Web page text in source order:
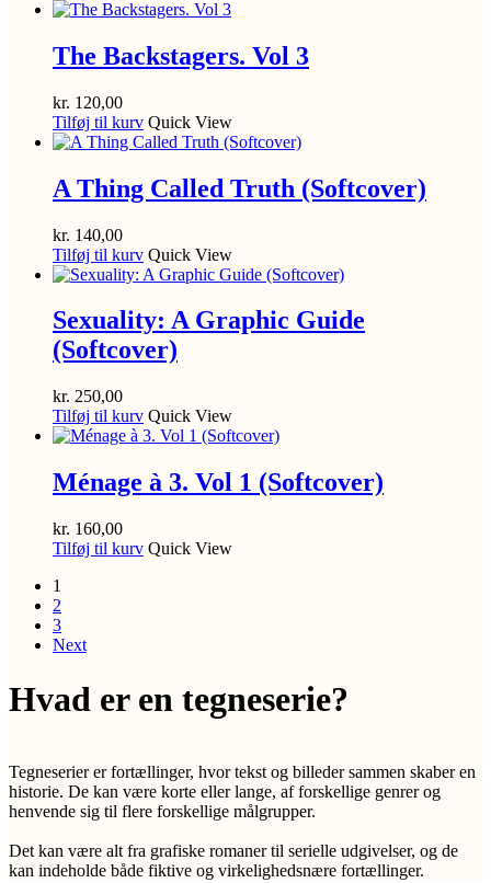
The Backstagers. Vol 3
kr. 120,00
Tilføj til kurv Quick View
A Thing Called Truth (Softcover)
kr. 140,00
Tilføj til kurv Quick View
Sexuality: A Graphic Guide
(Softcover)
kr. 250,00
Tilføj til kurv Quick View
Ménage à 3. Vol 1 (Softcover)
kr. 160,00
Tilføj til kurv Quick View
1
2
3
Next
Hvad er en tegneserie?
Tegneserier er fortællinger, hvor tekst og billeder sammen skaber en
historie. De kan være korte eller lange, af forskellige genrer og
henvende sig til flere forskellige målgrupper.
Det kan være alt fra grafiske romaner til serielle udgivelser, og de
kan indeholde både fiktive og virkelighedsnære fortællinger.